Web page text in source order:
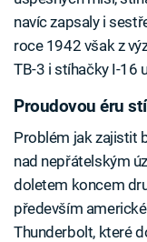
navíc zapsaly i
roce 1942 však z
TB-3 i stíhačky I-16
Proudovou éru
Problém jak zajistit
nad nepřátelským
doletem koncem
především
Thunderbolt, které